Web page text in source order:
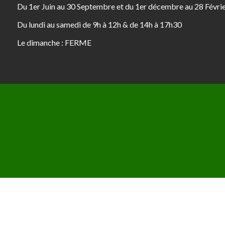
Du 1er Juin au 30 Septembre et du 1er décembre au 28
Du lundi au samedi de 9h à 12h & de 14h à 17h30
Le dimanche : FERME